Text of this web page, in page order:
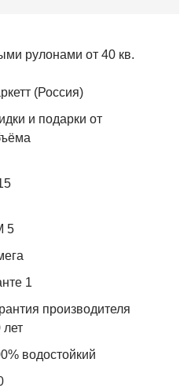
рулонами от 40 кв.
(Россия)
и подарки от
5
1
производителя
лет
водостойкий